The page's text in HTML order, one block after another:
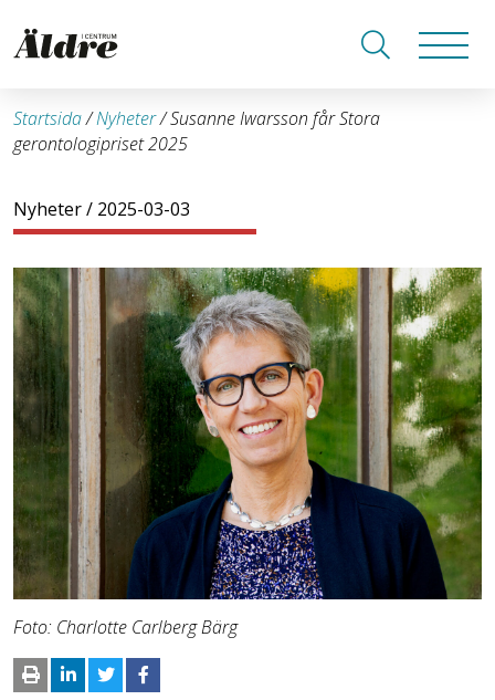
Startsida/Nyheter/Susanne Iwarsson får Stora
gerontologipriset 2025
Nyheter/ 2025-03-03
Foto: Charlotte Carlberg Bärg